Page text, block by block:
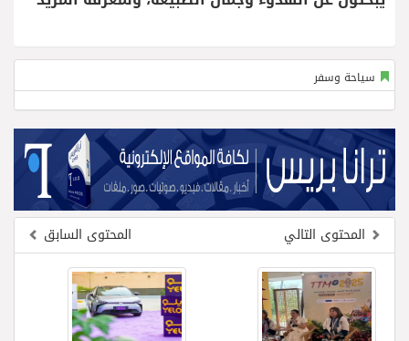
سياحة وسفر
المحتوى السابق المحتوى التالي